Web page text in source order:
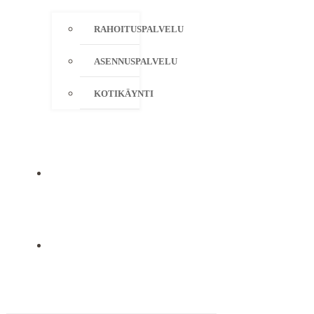
RAHOITUSPALVELU
ASENNUSPALVELU
KOTIKÄYNTI